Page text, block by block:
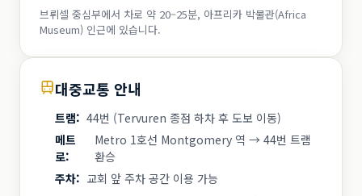
브뤼셀 중심부에서 차로 약 20–25분, 아프리카 박물관(Africa
Museum) 인근에 있습니다.
대중교통 안내
트램: 44번 (Tervuren 종점 하차 후 도보 이동)
메트
로:
Metro 1호선 Montgomery 역 → 44번 트램
환승
주차: 교회 앞 주차 공간 이용 가능